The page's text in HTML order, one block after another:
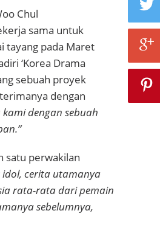
Chul
sama untuk
tayang pada Maret
‘Korea Drama
sebuah proyek
dengan
dengan sebuah
satu perwakilan
cerita utamanya
rata-rata dari pemain
sebelumnya,